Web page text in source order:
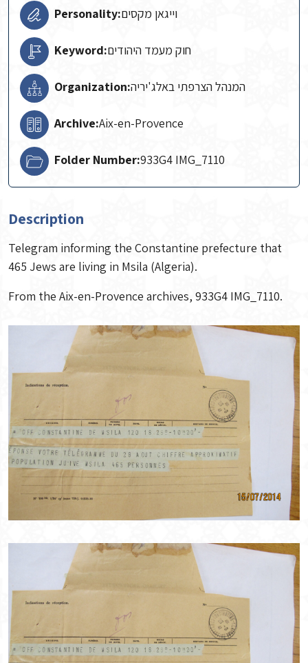
Personality:וייגאן מקסים
Keyword:חוק מעמד היהודים
Organization:המנהל הצרפתי באלג'יריה
Archive:Aix-en-Provence
Folder Number:933G4 IMG_7110
Description
Telegram informing the Constantine prefecture that
465 Jews are living in Msila (Algeria).
From the Aix-en-Provence archives, 933G4 IMG_7110.